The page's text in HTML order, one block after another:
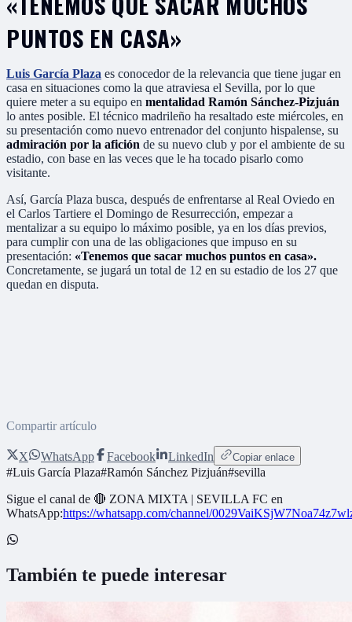
PUNTOS EN CASA»
Luis García Plaza es conocedor de la relevancia que tiene jugar en
casa en situaciones como la que atraviesa el Sevilla, por lo que
quiere meter a su equipo en mentalidad Ramón Sánchez-Pizjuán
lo antes posible. El técnico madrileño ha resaltado este miércoles, en
su presentación como nuevo entrenador del conjunto hispalense, su
admiración por la afición de su nuevo club y por el ambiente de su
estadio, con base en las veces que le ha tocado pisarlo como
visitante.
Así, García Plaza busca, después de enfrentarse al Real Oviedo en
el Carlos Tartiere el Domingo de Resurrección, empezar a
mentalizar a su equipo lo máximo posible, ya en los días previos,
para cumplir con una de las obligaciones que impuso en su
presentación: «Tenemos que sacar muchos puntos en casa».
Concretamente, se jugará un total de 12 en su estadio de los 27 que
quedan en disputa.
Compartir artículo
X WhatsApp Facebook LinkedIn Copiar enlace
#Luis García Plaza#Ramón Sánchez Pizjuán#sevilla
Sigue el canal de 🔴 ZONA MIXTA | SEVILLA FC en
WhatsApp:https://whatsapp.com/channel/
También te puede interesar